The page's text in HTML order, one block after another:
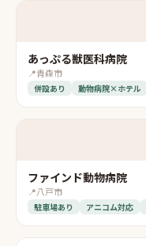
あっぷる獣医科病院
📍青森市
併設あり 動物病院×ホテル
ファインド動物病院
📍八戸市
駐車場あり アニコム対応